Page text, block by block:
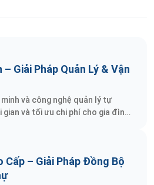
Giải Pháp Quản Lý & Vận
và công nghệ quản lý tự
và tối ưu chi phí cho gia đình
Cấp – Giải Pháp Đồng Bộ